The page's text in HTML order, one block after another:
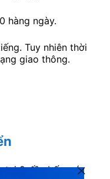
hàng ngày.
Tuy nhiên thời
giao thông.
tại 2 đầu bến, có